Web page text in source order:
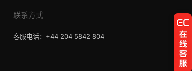
联系方式
客服电话：+44 204 5842 804